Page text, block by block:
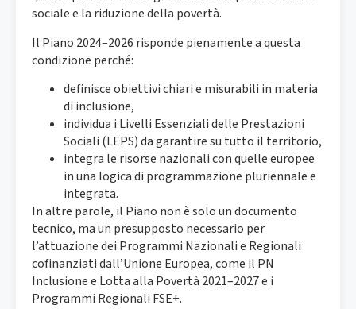
sociale e la riduzione della povertà.
Il Piano 2024–2026 risponde pienamente a questa
condizione perché:
definisce obiettivi chiari e misurabili in materia
di inclusione,
individua i Livelli Essenziali delle Prestazioni
Sociali (LEPS) da garantire su tutto il territorio,
integra le risorse nazionali con quelle europee
in una logica di programmazione pluriennale e
integrata.
In altre parole, il Piano non è solo un documento
tecnico, ma un presupposto necessario per
l’attuazione dei Programmi Nazionali e Regionali
cofinanziati dall’Unione Europea, come il PN
Inclusione e Lotta alla Povertà 2021–2027 e i
Programmi Regionali FSE+.